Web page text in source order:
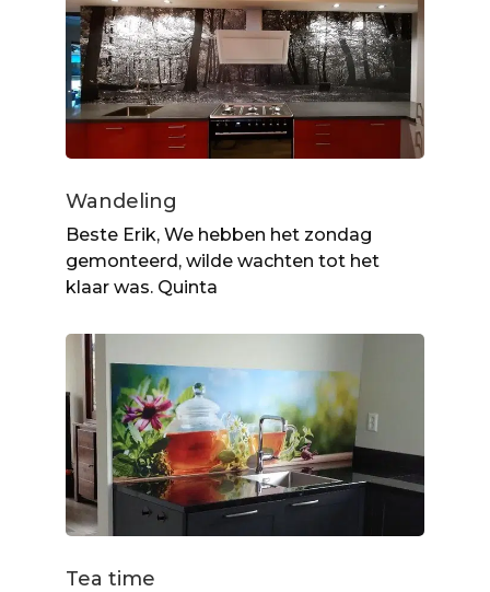
Wandeling
Beste Erik, We hebben het zondag
gemonteerd, wilde wachten tot het
klaar was. Quinta
Tea time